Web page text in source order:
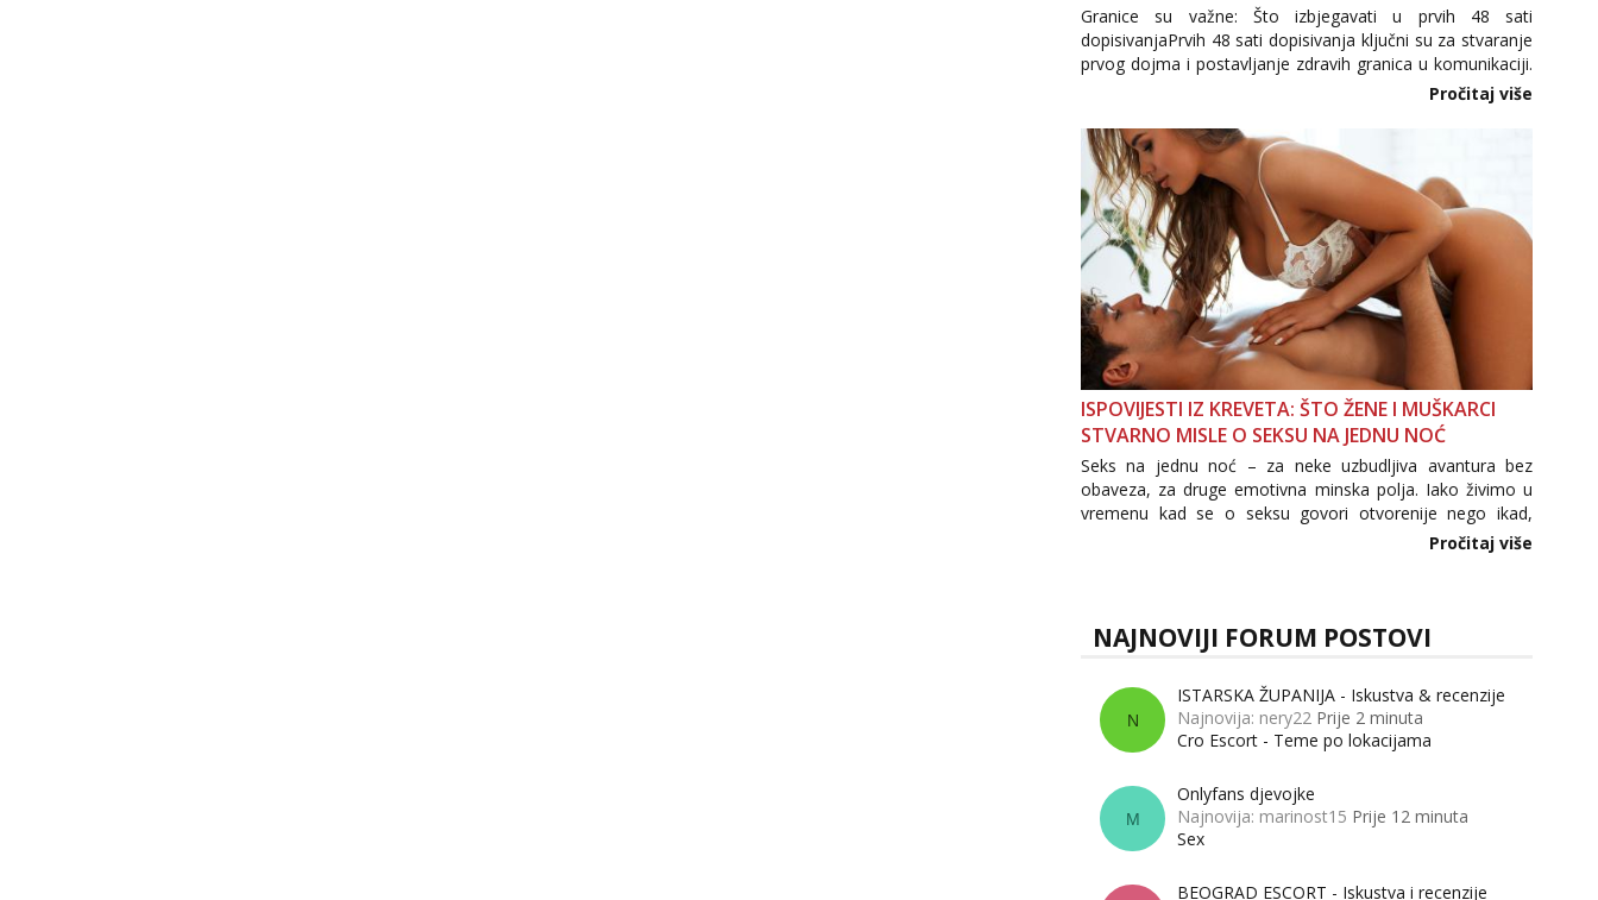
Granice su važne: Što izbjegavati u prvih 48 sati
dopisivanjaPrvih 48 sati dopisivanja ključni su za stvaranje
prvog dojma i postavljanje zdravih granica u komunikaciji.
Važno je izbjeći prebrzo otkrivanje osobnih ili intimnih
informacija, jer nepoznata osoba još nije zaslužila to
povjerenje. Takođe...
Pročitaj više
ISPOVIJESTI IZ KREVETA: ŠTO ŽENE I MUŠKARCI
STVARNO MISLE O SEKSU NA JEDNU NOĆ
Seks na jednu noć – za neke uzbudljiva avantura bez
obaveza, za druge emotivna minska polja. Iako živimo u
vremenu kad se o seksu govori otvorenije nego ikad,
tema „jedne noći strasti“ i dalje izaziva burne rasprave. Što
Pročitaj više
NAJNOVIJI FORUM POSTOVI
N
ISTARSKA ŽUPANIJA - Iskustva & recenzije
Najnovija: nery22 Prije 2 minuta
Cro Escort - Teme po lokacijama
M
Onlyfans djevojke
Najnovija: marinost15 Prije 12 minuta
Sex
BEOGRAD ESCORT - Iskustva i recenzije